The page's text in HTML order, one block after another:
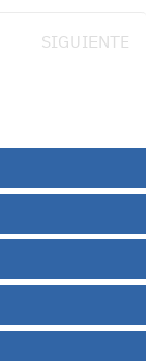
SIGUIENTE